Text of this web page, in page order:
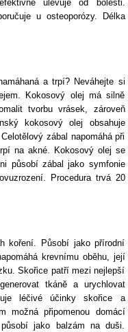
ulevuje od bolesti.
u osteoporózy. Délka
a trpí? Neváhejte si
Kokosový olej má silně
tvorbu vrásek, zároveň
kokosový olej obsahuje
zábal napomáhá při
na akné. Kokosový olej se
působí zábal jako symfonie
Procedura trvá 20
koření. Působí jako přírodní
krevnímu oběhu, její
Skořice patří mezi nejlepší
tkáně a urychlovat
léčivé účinky skořice a
možná připomenou domácí
jako balzám na duši.